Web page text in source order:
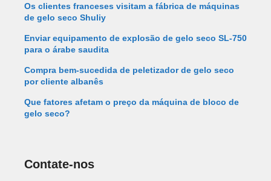
Os clientes franceses visitam a fábrica de máquinas
de gelo seco Shuliy
Enviar equipamento de explosão de gelo seco SL-750
para o árabe saudita
Compra bem-sucedida de peletizador de gelo seco
por cliente albanês
Que fatores afetam o preço da máquina de bloco de
gelo seco?
Contate-nos